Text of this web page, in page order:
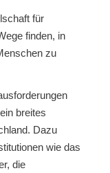
für
finden, in
zu
breites
Dazu
wie das
die